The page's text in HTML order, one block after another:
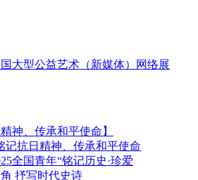
大型公益艺术（新媒体）网络展
神、传承和平使命】
记抗日精神、传承和平使命
全国青年“铭记历史·珍爱
抒写时代史诗